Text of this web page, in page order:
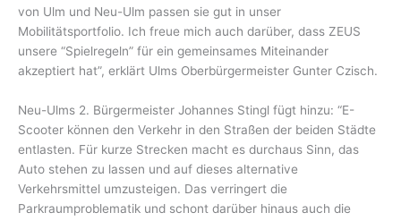
von Ulm und Neu-Ulm passen sie gut in unser
Mobilitätsportfolio. Ich freue mich auch darüber, dass ZEUS
unsere “Spielregeln” für ein gemeinsames Miteinander
akzeptiert hat”, erklärt Ulms Oberbürgermeister Gunter Czisch.
Neu-Ulms 2. Bürgermeister Johannes Stingl fügt hinzu: “E-
Scooter können den Verkehr in den Straßen der beiden Städte
entlasten. Für kurze Strecken macht es durchaus Sinn, das
Auto stehen zu lassen und auf dieses alternative
Verkehrsmittel umzusteigen. Das verringert die
Parkraumproblematik und schont darüber hinaus auch die